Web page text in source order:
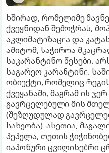
ხშირად, რომელიმე
ქვეყნიდან შემოჭრას,
აკლიმატიზაცია და
ამიტომ, საჭიროა
საკარანტინო წესები.
საგარეო კარანტინი.
ობიექტი, რომელიც
ქვეყანაში, მაგრამ ის
გავრცელებული მის
(შეზღუდულად
სახეობა). ასეთია,
პეპელა, თუთის
იაპონური ცვილისებრი